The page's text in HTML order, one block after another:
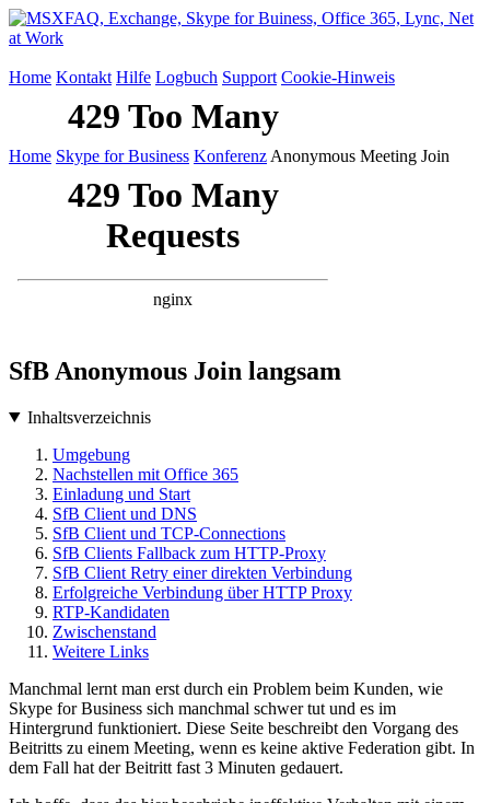
Home Kontakt Hilfe Logbuch Support Cookie-Hinweis
Home Skype for Business Konferenz Anonymous Meeting Join
SfB Anonymous Join langsam
Inhaltsverzeichnis
Umgebung
Nachstellen mit Office 365
Einladung und Start
SfB Client und DNS
SfB Client und TCP-Connections
SfB Clients Fallback zum HTTP-Proxy
SfB Client Retry einer direkten Verbindung
Erfolgreiche Verbindung über HTTP Proxy
RTP-Kandidaten
Zwischenstand
Weitere Links
Manchmal lernt man erst durch ein Problem beim Kunden, wie
Skype for Business sich manchmal schwer tut und es im
Hintergrund funktioniert. Diese Seite beschreibt den Vorgang des
Beitritts zu einem Meeting, wenn es keine aktive Federation gibt. In
dem Fall hat der Beitritt fast 3 Minuten gedauert.